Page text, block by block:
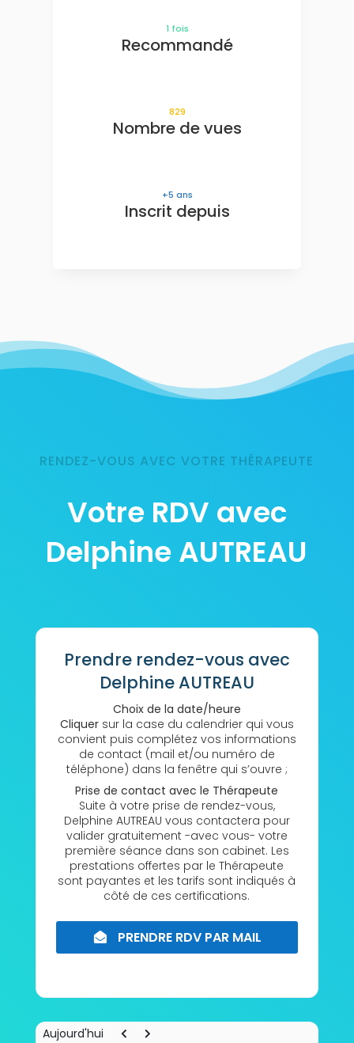
1 fois
Recommandé
829
Nombre de vues
5 ans
Inscrit depuis
RENDEZ-VOUS AVEC VOTRE THÉRAPEUTE
Votre RDV avec
Delphine AUTREAU
Prendre rendez-vous avec
Delphine AUTREAU
Choix de la date/heure
Cliquersur la case du calendrier qui vous
convient puis complétez vos informations
de contact (mail et/ou numéro de
téléphone) dans la fenêtre qui s’ouvre ;
Prise de contact avec le Thérapeute
Suite à votre prise de rendez-vous,
Delphine AUTREAU vous contactera pour
valider gratuitement -avec vous- votre
première séance dans son cabinet. Les
prestations offertes par le Thérapeute
sont payantes et les tarifs sont indiqués à
côté de ces certifications.
PRENDRE RDV PAR MAIL
Aujourd'hui
8h00